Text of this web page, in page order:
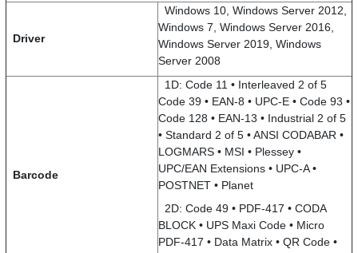
Driver
Windows 10, Windows Server 2012,
Windows 7, Windows Server 2016,
Windows Server 2019, Windows
Server 2008
Barcode
1D: Code 11 • Interleaved 2 of 5
Code 39 • EAN-8 • UPC-E • Code 93 •
Code 128 • EAN-13 • Industrial 2 of 5
• Standard 2 of 5 • ANSI CODABAR •
LOGMARS • MSI • Plessey •
UPC/EAN Extensions • UPC-A •
POSTNET • Planet
2D: Code 49 • PDF-417 • CODA
BLOCK • UPS Maxi Code • Micro
PDF-417 • Data Matrix • QR Code •